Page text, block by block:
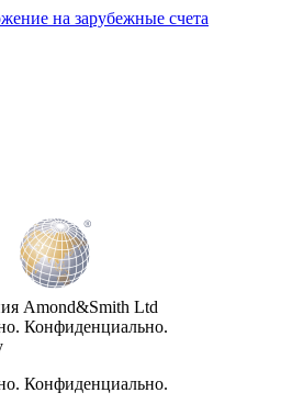
Amond&Smith Ltd
Конфиденциально.
Конфиденциально.